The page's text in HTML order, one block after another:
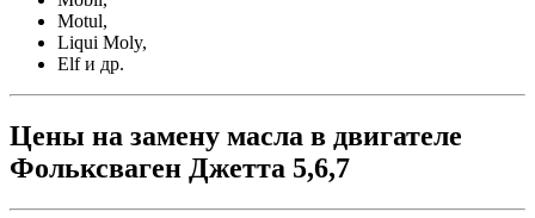
Motul,
Liqui Moly,
Elf и др.
Цены на замену масла в двигателе
Фольксваген Джетта 5,6,7